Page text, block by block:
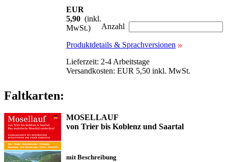
EUR
5,90 (inkl.
MwSt.)
Anzahl
Produktdetails & Sprachversionen
Lieferzeit: 2-4 Arbeitstage
Versandkosten: EUR 5,50 inkl. MwSt.
Faltkarten:
MOSELLAUF
von Trier bis Koblenz und Saartal
mit Beschreibung